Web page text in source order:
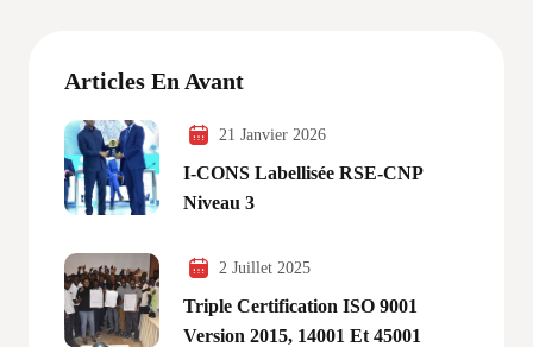
Articles En Avant
21 Janvier 2026
I-CONS Labellisée RSE-CNP
Niveau 3
2 Juillet 2025
Triple Certification ISO 9001
Version 2015, 14001 Et 45001